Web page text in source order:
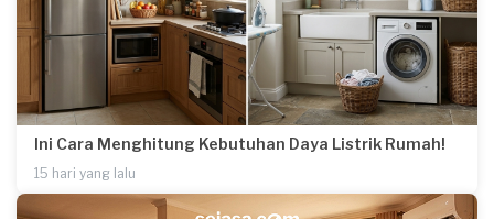
Ini Cara Menghitung Kebutuhan Daya Listrik Rumah!
15 hari yang lalu